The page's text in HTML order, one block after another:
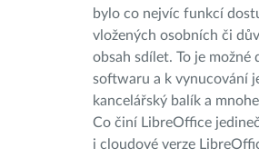
bylo co nejvíc funkcí
vložených osobních či
obsah sdílet. To je
softwaru a k vynucování
kancelářský balík a
Co činí LibreOffice
i cloudové verze